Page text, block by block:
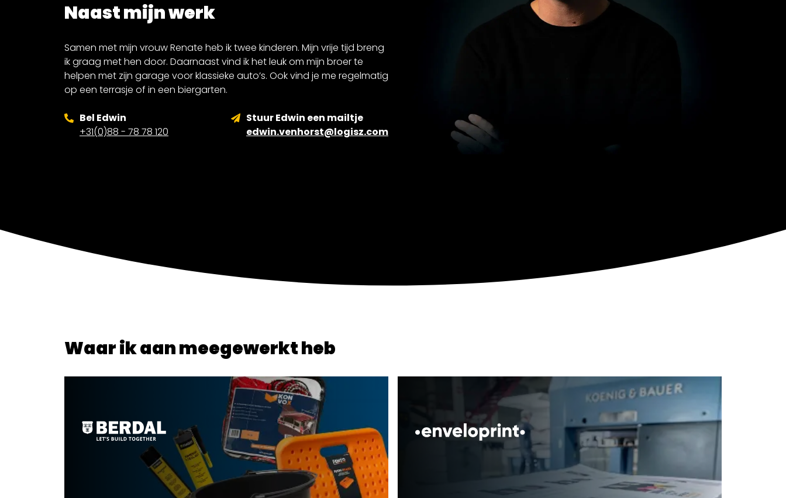
Naast mijn werk
Samen met mijn vrouw Renate heb ik twee kinderen. Mijn vrije tijd breng
ik graag met hen door. Daarnaast vind ik het leuk om mijn broer te
helpen met zijn garage voor klassieke auto’s. Ook vind je me regelmatig
op een terrasje of in een biergarten.
Bel Edwin
+31(0)88 - 78 78 120
Stuur Edwin een mailtje
edwin.venhorst@logisz.com
Waar ik aan meegewerkt heb